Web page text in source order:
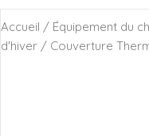
Accueil / Équipement du
d'hiver / Couverture